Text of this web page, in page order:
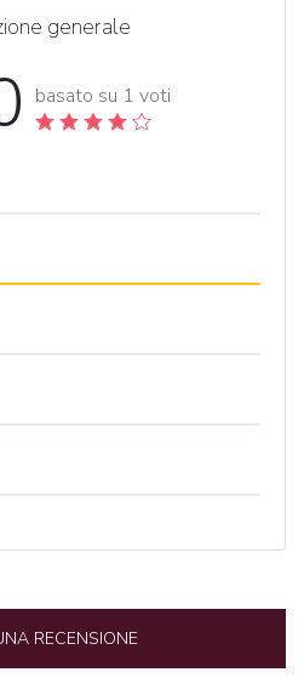
generale
basato su 1 voti
RECENSIONE